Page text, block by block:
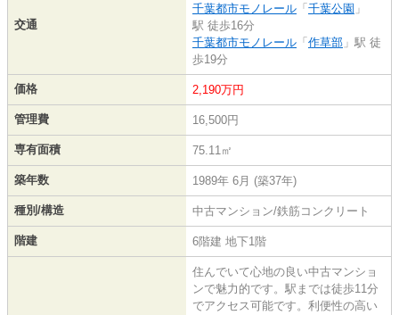
交通
千葉都市モノレール 「 千葉公園 」
駅 徒歩16分
千葉都市モノレール 「 作草部 」駅 徒
歩19分
価格 2,190万円
管理費 16,500円
専有面積 75.11㎡
築年数 1989年 6月 (築37年)
種別/構造 中古マンション/鉄筋コンクリート
階建 6階建 地下1階
住んでいて心地の良い中古マンショ
ンで魅力的です。駅までは徒歩11分
でアクセス可能です。利便性の高い